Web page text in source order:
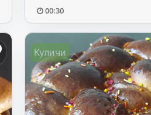
00:30
Куличи